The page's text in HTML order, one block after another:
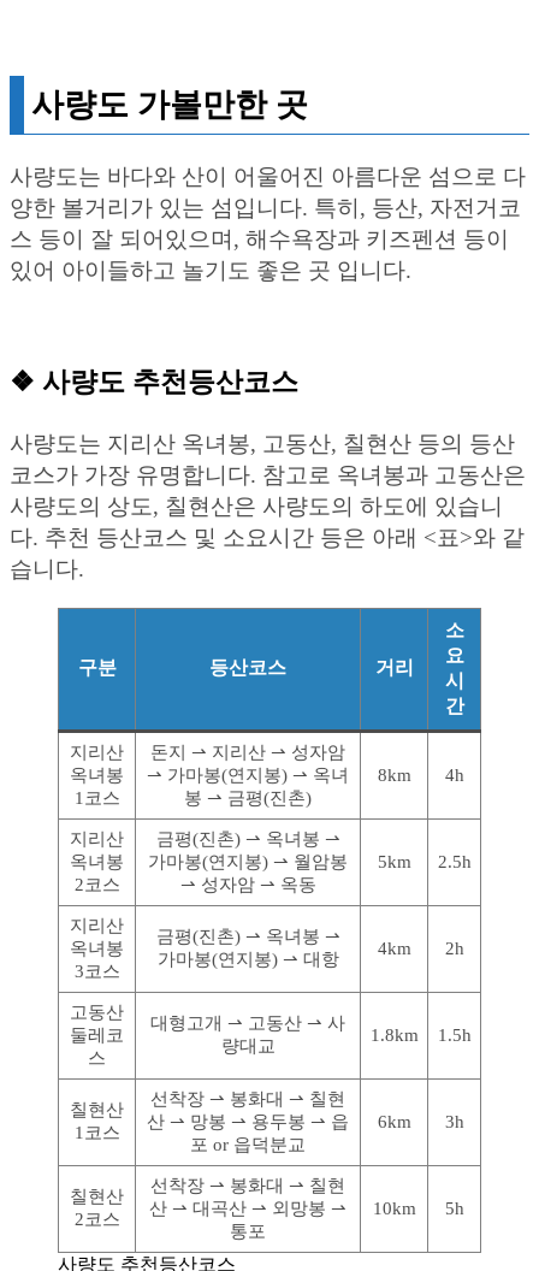
사량도 가볼만한 곳
사량도는 바다와 산이 어울어진 아름다운 섬으로 다
양한 볼거리가 있는 섬입니다. 특히, 등산, 자전거코
스 등이 잘 되어있으며, 해수욕장과 키즈펜션 등이
있어 아이들하고 놀기도 좋은 곳 입니다.
❖ 사량도 추천등산코스
사량도는 지리산 옥녀봉, 고동산, 칠현산 등의 등산
코스가 가장 유명합니다. 참고로 옥녀봉과 고동산은
사량도의 상도, 칠현산은 사량도의 하도에 있습니
다. 추천 등산코스 및 소요시간 등은 아래 <표>와 같
습니다.
구분 등산코스 거리
소
요
시
간
지리산
옥녀봉
1코스
돈지 ⇀ 지리산 ⇀ 성자암
⇀ 가마봉(연지봉) ⇀ 옥녀
봉 ⇀ 금평(진촌)
8km 4h
지리산
옥녀봉
2코스
금평(진촌) ⇀ 옥녀봉 ⇀
가마봉(연지봉) ⇀ 월암봉
⇀ 성자암 ⇀ 옥동
5km 2.5h
지리산
옥녀봉
3코스
금평(진촌) ⇀ 옥녀봉 ⇀
가마봉(연지봉) ⇀ 대항
4km 2h
고동산
둘레코
스
대형고개 ⇀ 고동산 ⇀ 사
량대교
1.8km 1.5h
칠현산
1코스
선착장 ⇀ 봉화대 ⇀ 칠현
산 ⇀ 망봉 ⇀ 용두봉 ⇀ 읍
포 or 읍덕분교
6km 3h
칠현산
2코스
선착장 ⇀ 봉화대 ⇀ 칠현
산 ⇀ 대곡산 ⇀ 외망봉 ⇀
통포
10km 5h
사량도 추천등산코스